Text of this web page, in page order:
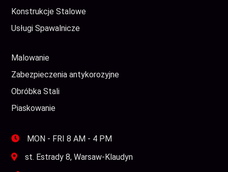
Konstrukcje Stalowe
Usługi Spawalnicze
Malowanie
Zabezpieczenia antykorozyjne
Obróbka Stali
Piaskowanie
MON - FRI 8 AM - 4 PM
st. Estrady 8, Warsaw-Klaudyn